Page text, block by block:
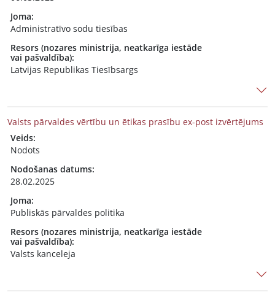
Joma:
Administratīvo sodu tiesības
Resors (nozares ministrija, neatkarīga iestāde
vai pašvaldība):
Latvijas Republikas Tiesībsargs
Valsts pārvaldes vērtību un ētikas prasību ex-post izvērtējums
Veids:
Nodots
Nodošanas datums:
28.02.2025
Joma:
Publiskās pārvaldes politika
Resors (nozares ministrija, neatkarīga iestāde
vai pašvaldība):
Valsts kanceleja